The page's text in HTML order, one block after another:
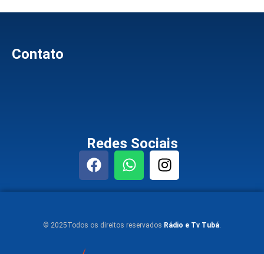
Contato
Redes Sociais
© 2025Todos os direitos reservados Rádio e Tv Tubá.